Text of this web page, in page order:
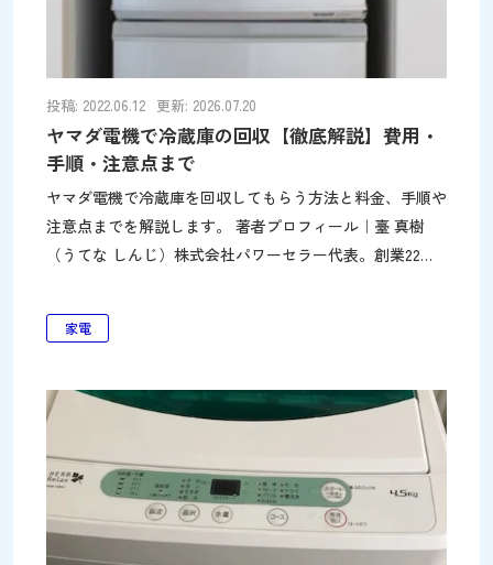
投稿: 2022.06.12 更新: 2026.07.20
ヤマダ電機で冷蔵庫の回収【徹底解説】費用・
手順・注意点まで
ヤマダ電機で冷蔵庫を回収してもらう方法と料金、手順や
注意点までを解説します。 著者プロフィール｜臺 真樹
（うてな しんじ）株式会社パワーセラー代表。創業22年
活かす」を実践。不用品回収・遺品整理を通じて環境と社
会に貢献。テレビ朝日「スーパーJチャンネル」等メディ
運搬業許可（4都県）／あいおいニッセイ同和損害保険 上
限1億円加入。詳細はこちら 冷蔵庫は「家電リサイクル
法」の対象家電です。処分する際は法律で定められた方法
でないと、処罰の対象となる場合があります。 ヤマダ電
機で新たに冷蔵庫を買い換えるなら、古い冷蔵庫をリサイ
クル回収してもらうのがおすすめです。規定の料金を支払
家電